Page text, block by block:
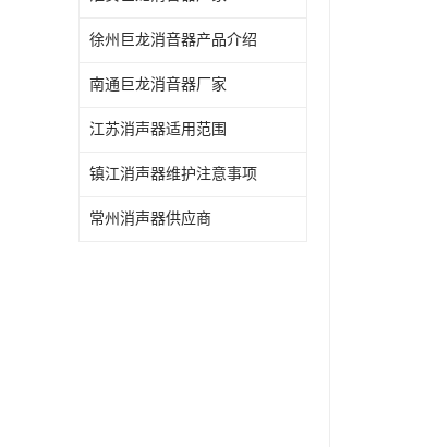
徐州巨龙消音器产品介绍
南通巨龙消音器厂家
江苏消声器适用范围
镇江消声器维护注意事项
常州消声器供应商